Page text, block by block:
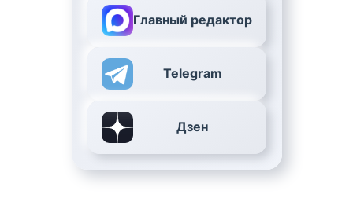
Главный редактор
Telegram
Дзен